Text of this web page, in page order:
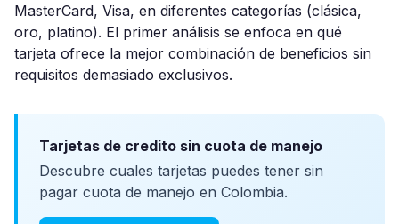
MasterCard, Visa, en diferentes categorías (clásica,
oro, platino). El primer análisis se enfoca en qué
tarjeta ofrece la mejor combinación de beneficios sin
requisitos demasiado exclusivos.
Tarjetas de credito sin cuota de manejo
Descubre cuales tarjetas puedes tener sin
pagar cuota de manejo en Colombia.